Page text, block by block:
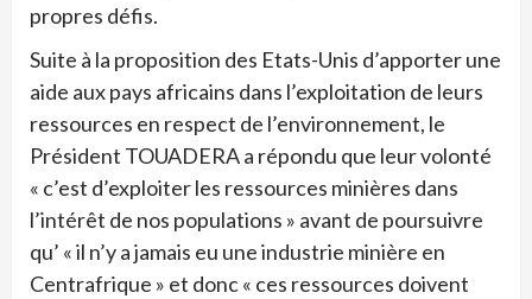
propres défis.
Suite à la proposition des Etats-Unis d’apporter une
aide aux pays africains dans l’exploitation de leurs
ressources en respect de l’environnement, le
Président TOUADERA a répondu que leur volonté
« c’est d’exploiter les ressources minières dans
l’intérêt de nos populations » avant de poursuivre
qu’ « il n’y a jamais eu une industrie minière en
Centrafrique » et donc « ces ressources doivent